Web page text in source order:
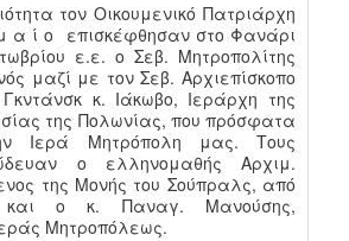
τον Οικουμενικό Πατριάρχη
α ί ο επισκέφθησαν στο Φανάρι
ε.ε. ο Σεβ. Μητροπολίτης
μαζί με τον Σεβ. Αρχιεπίσκοπο
κ. Ιάκωβο, Ιεράρχη της
της Πολωνίας, που πρόσφατα
Ιερά Μητρόπολη μας. Τους
ο ελληνομαθής Αρχιμ.
της Μονής του Σούπραλς, από
και ο κ. Παναγ. Μανούσης,
Μητροπόλεως.